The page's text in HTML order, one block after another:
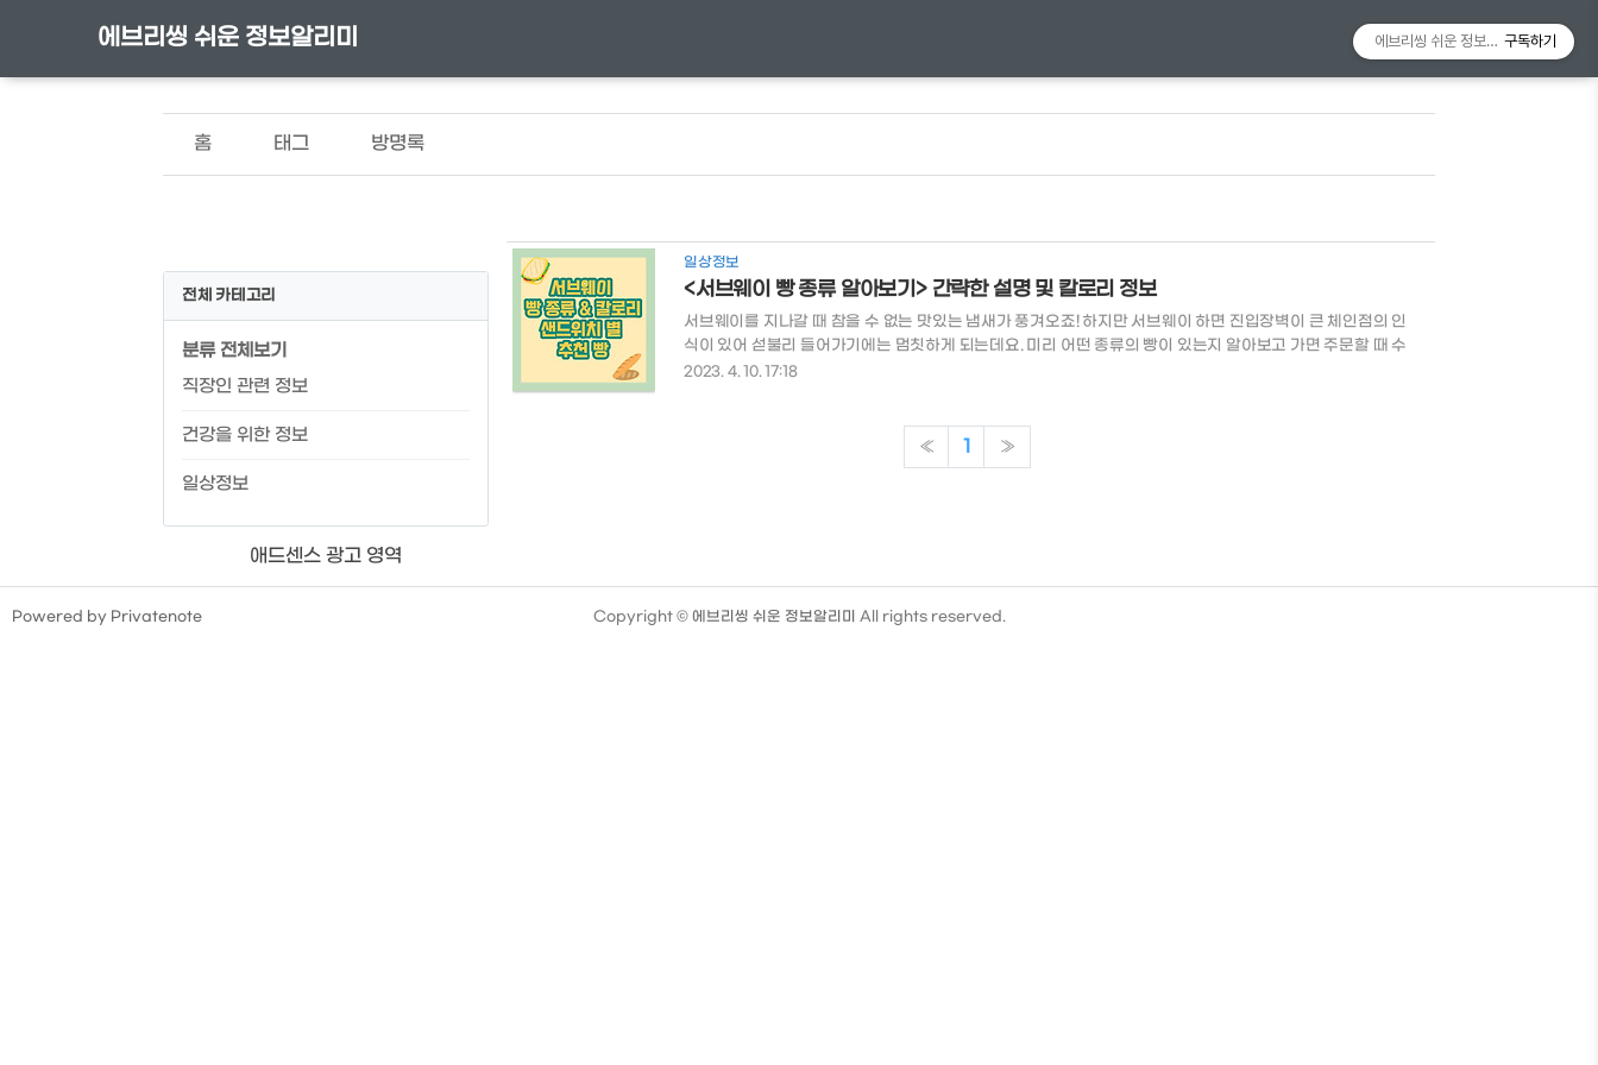
에브리씽 쉬운 정보알리미
홈 태그 방명록
일상정보
<서브웨이 빵 종류 알아보기> 간략한 설명 및 칼로리 정보
서브웨이를 지나갈 때 참을 수 없는 맛있는 냄새가 풍겨오죠! 하지만 서브웨이 하면 진입장벽이 큰 체인점의 인
식이 있어 섣불리 들어가기에는 멈칫하게 되는데요. 미리 어떤 종류의 빵이 있는지 알아보고 가면 주문할 때 수
월하지 않을까요? 목차 서브웨이 빵 종류 샌드위치 별 추천 빵 서브웨이 빵 종류 빵종류 칼로리 특징 허니오트
물빵 파마산 오레가노 213kcal 부드러운 화이트빵에 파마산 오레가노 시즈닝을 묻혀 허브향이 가득 화이트
202kcal 가장 클래식한 부드러운 밀빵 플랫브레드 467..
2023. 4. 10. 17:18
« 1 »
전체 카테고리
분류 전체보기
직장인 관련 정보
건강을 위한 정보
일상정보
애드센스 광고 영역
Powered by Privatenote Copyright © 에브리씽 쉬운 정보알리미 All rights reserved.
TistoryWhaleSkin3.4
에브리씽 쉬운 정보알리미구독하기